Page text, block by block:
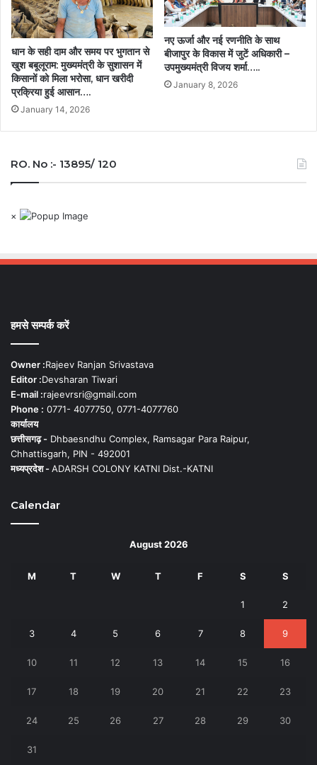
धान के सही दाम और समय पर भुगतान से
खुश बबूलूराम: मुख्यमंत्री के सुशासन में
किसानों को मिला भरोसा, धान खरीदी
प्रक्रिया हुई आसान….
January 14, 2026
नए ऊर्जा और नई रणनीति के साथ
बीजापुर के विकास में जुटें अधिकारी –
उपमुख्यमंत्री विजय शर्मा…..
January 8, 2026
RO. No :- 13895/ 120
×
हमसे सम्पर्क करें
Owner :Rajeev Ranjan Srivastava
Editor :Devsharan Tiwari
E-mail :rajeevrsri@gmail.com
Phone : 0771- 4077750, 0771-4077760
कार्यालय
छत्तीसगढ़ - Dhbaesndhu Complex, Ramsagar Para Raipur,
Chhattisgarh, PIN - 492001
मध्यप्रदेश -ADARSH COLONY KATNI Dist.-KATNI
Calendar
August 2026
M T W T F S S
1 2
3 4 5 6 7 8 9
10 11 12 13 14 15 16
17 18 19 20 21 22 23
24 25 26 27 28 29 30
31